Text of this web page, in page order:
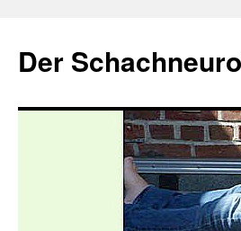
springen
Der